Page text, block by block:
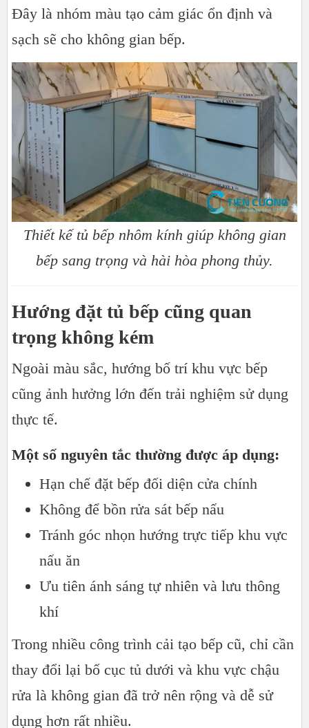
Đây là nhóm màu tạo cảm giác ổn định và
sạch sẽ cho không gian bếp.
Thiết kế tủ bếp nhôm kính giúp không gian
bếp sang trọng và hài hòa phong thủy.
Hướng đặt tủ bếp cũng quan
trọng không kém
Ngoài màu sắc, hướng bố trí khu vực bếp
cũng ảnh hưởng lớn đến trải nghiệm sử dụng
thực tế.
Một số nguyên tắc thường được áp dụng:
Hạn chế đặt bếp đối diện cửa chính
Không để bồn rửa sát bếp nấu
Tránh góc nhọn hướng trực tiếp khu vực
nấu ăn
Ưu tiên ánh sáng tự nhiên và lưu thông
khí
Trong nhiều công trình cải tạo bếp cũ, chỉ cần
thay đổi lại bố cục tủ dưới và khu vực chậu
rửa là không gian đã trở nên rộng và dễ sử
dụng hơn rất nhiều.